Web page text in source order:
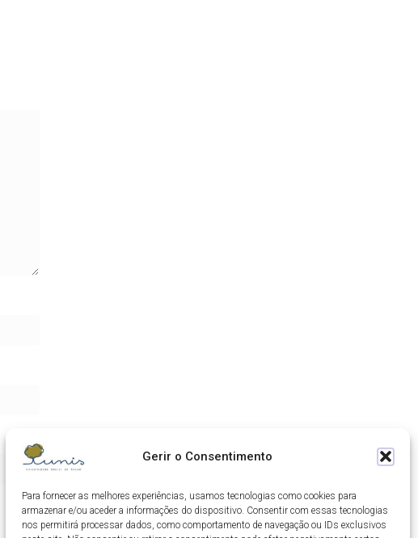
Gerir o Consentimento
Para fornecer as melhores experiências, usamos tecnologias como cookies para
armazenar e/ou aceder a informações do dispositivo. Consentir com essas tecnologias
nos permitirá processar dados, como comportamento de navegação ou IDs exclusivos